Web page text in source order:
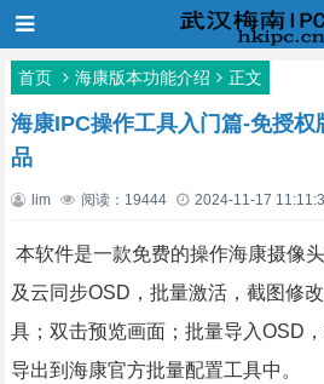
首页 海康版本功能介绍 正文
海康IPC操作工具入门篇-免授权
品
lim 阅读：19444 2024-11-17
本软件是一款免费的操作海康摄像
及云同步OSD，批量激活，截图修
具；双击预览画面；批量导入OSD
导出到海康官方批量配置工具中。